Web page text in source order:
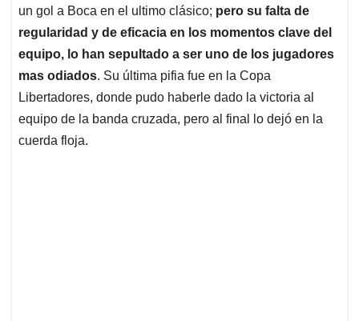
un gol a Boca en el ultimo clásico; pero su falta de
regularidad y de eficacia en los momentos clave del
equipo, lo han sepultado a ser uno de los jugadores
mas odiados. Su última pifia fue en la Copa
Libertadores, donde pudo haberle dado la victoria al
equipo de la banda cruzada, pero al final lo dejó en la
cuerda floja.